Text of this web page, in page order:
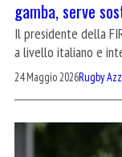
gamba, serve
Il presidente della
a livello italiano e
24 Maggio 2026Rugby